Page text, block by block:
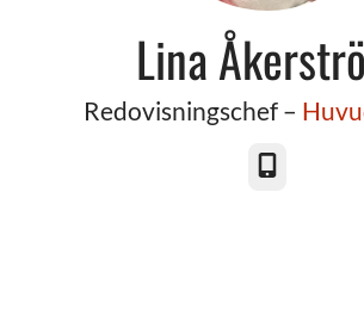
Lina
Redovisningschef –
Telefon